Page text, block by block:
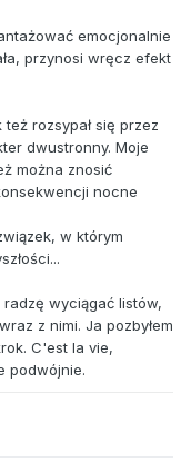
emocjonalnie
przynosi wręcz efekt
rozsypał się przez
dwustronny. Moje
można znosić
nocne
w którym
wyciągać listów,
z nimi. Ja pozbyłem
C'est la vie,
podwójnie.